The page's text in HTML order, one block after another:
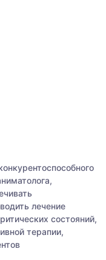
лечение
состояний,
терапии,